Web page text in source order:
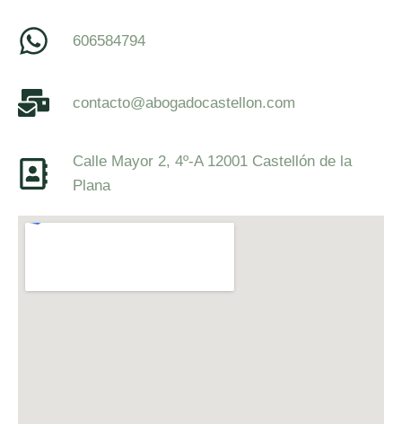
606584794
contacto@abogadocastellon.com
Calle Mayor 2, 4º-A 12001 Castellón de la
Plana